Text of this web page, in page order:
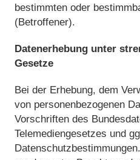
bestimmten oder
(Betroffener).
Datenerhebung unter
Gesetze
Bei der Erhebung, dem
von personenbezogenen
Vorschriften des
Telemediengesetzes und